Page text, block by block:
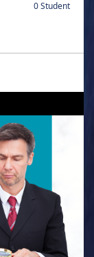
0 Student